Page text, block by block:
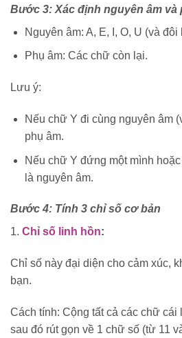
Bước 3: Xác định nguyên âm và
Nguyên âm: A, E, I, O, U (và
Phụ âm: Các chữ còn lại.
Lưu ý:
Nếu chữ Y đi cùng nguyên âm
phụ âm.
Nếu chữ Y đứng một mình
là nguyên âm.
Bước 4: Tính 3 chỉ số cơ bản
1. Chỉ số linh hồn:
Chỉ số này đại diện cho cảm xúc,
bạn.
Cách tính: Cộng tất cả các chữ cái
sau đó rút gọn về 1 chữ số (từ 11